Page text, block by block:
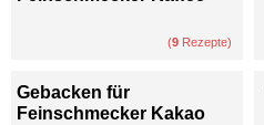
(9 Rezepte)
Gebacken für
Feinschmecker Kakao